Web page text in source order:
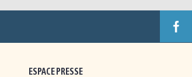
ESPACE PRESSE